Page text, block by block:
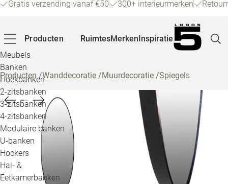
Gratis verzending vanaf €50 300+ interieurmerken
Producten
Meubels
Banken
Hoekbanken
2-zitsbanken
3-zitsbanken
4-zitsbanken
Modulaire banken
U-banken
Hockers
Hal- &
Eetkamerbanken
RuimtesMerkenInspiratie
Producten/Wanddecoratie /Muurdecoratie /Spiegels